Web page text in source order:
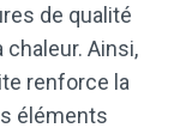
de qualité
Ainsi,
renforce la
éléments